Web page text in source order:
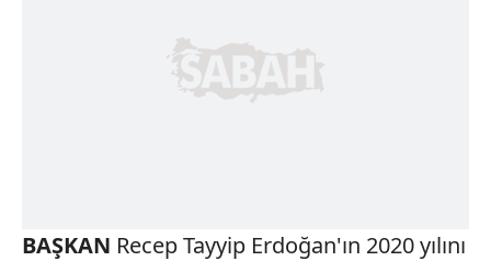
BAŞKAN Recep Tayyip Erdoğan'ın 2020 yılını